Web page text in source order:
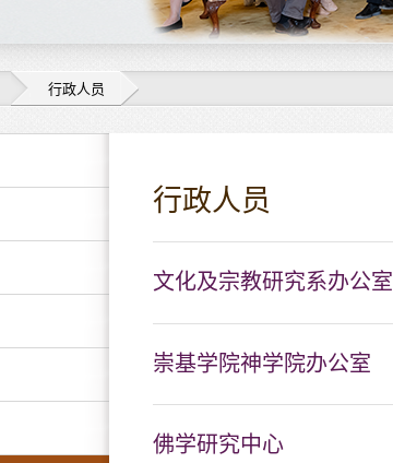
行政人员
行政人员
文化及宗教研究系办公室
崇基学院神学院办公室
佛学研究中心